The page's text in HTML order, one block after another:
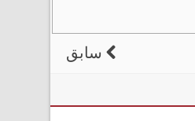
سابق